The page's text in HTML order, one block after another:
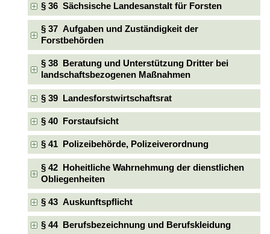
§ 36 Sächsische Landesanstalt für Forsten
§ 37 Aufgaben und Zuständigkeit der
Forstbehörden
§ 38 Beratung und Unterstützung Dritter bei
landschaftsbezogenen Maßnahmen
§ 39 Landesforstwirtschaftsrat
§ 40 Forstaufsicht
§ 41 Polizeibehörde, Polizeiverordnung
§ 42 Hoheitliche Wahrnehmung der dienstlichen
Obliegenheiten
§ 43 Auskunftspflicht
§ 44 Berufsbezeichnung und Berufskleidung